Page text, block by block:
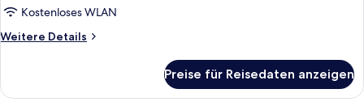
Kostenloses WLAN
Weitere Details
Weitere
Doppelzimmer
Preise für Reisedaten anzeigen